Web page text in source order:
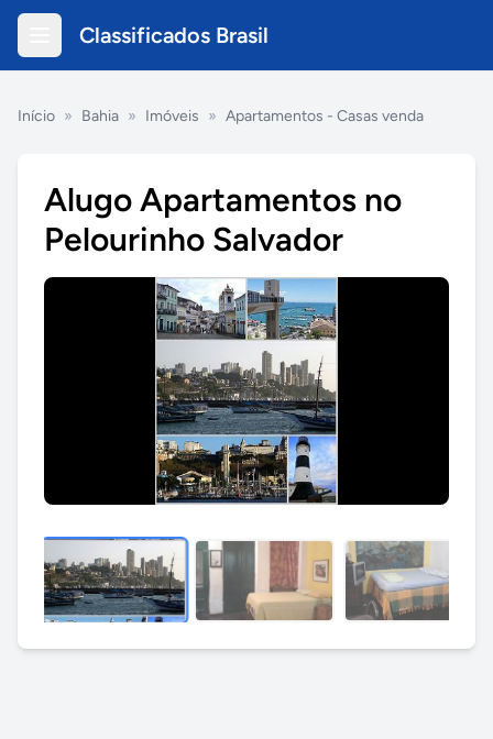
Classificados Brasil
Início » Bahia » Imóveis » Apartamentos - Casas venda
Alugo Apartamentos no
Pelourinho Salvador